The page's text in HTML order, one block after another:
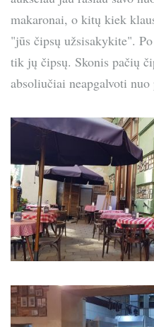
makaronai, o kitų kiek
"jūs čipsų užsisakykite".
tik jų čipsų. Skonis pačių
absoliučiai neapgalvoti